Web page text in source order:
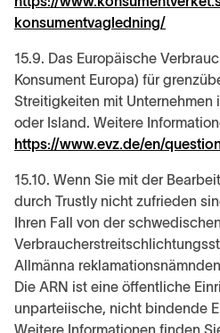
konsumentvagledning/
15.9. Das Europäische
Konsument Europa) für
Streitigkeiten mit Unternehmen
oder Island. Weitere
https://www.evz.de/en/
15.10. Wenn Sie mit der
durch Trustly nicht zufrieden
Ihren Fall von der
Allmänna
Die ARN ist eine öffentliche
unparteiische, nicht bindende
Weitere Informationen finden